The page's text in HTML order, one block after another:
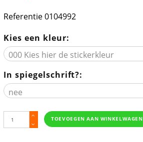
Referentie0104992
Kies een kleur:
In spiegelschrift?:
TOEVOEGEN AAN WINKELWAGEN